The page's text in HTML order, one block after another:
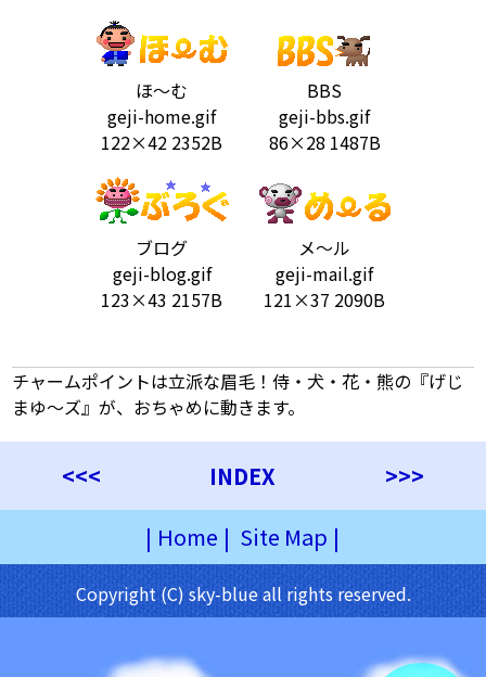
ほ～む
geji-home.gif
122×42 2352B
BBS
geji-bbs.gif
86×28 1487B
ブログ
geji-blog.gif
123×43 2157B
メ～ル
geji-mail.gif
121×37 2090B
チャームポイントは立派な眉毛！侍・犬・花・熊の『げじ
まゆ〜ズ』が、おちゃめに動きます。
<<< INDEX
>>>
| Home | Site Map |
Copyright (C) sky-blue all rights reserved.